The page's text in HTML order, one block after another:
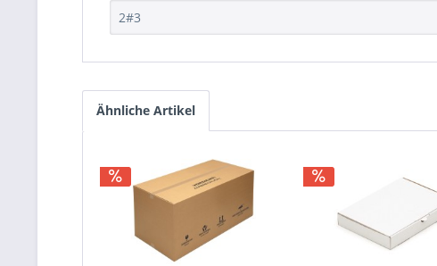
2#3
Ähnliche Artikel